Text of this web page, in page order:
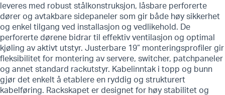
leveres med robust stålkonstruksjon, låsbare perforerte
dører og avtakbare sidepaneler som gir både høy sikkerhet
og enkel tilgang ved installasjon og vedlikehold. De
perforerte dørene bidrar til effektiv ventilasjon og optimal
kjøling av aktivt utstyr. Justerbare 19” monteringsprofiler gir
fleksibilitet for montering av servere, switcher, patchpaneler
og annet standard rackutstyr. Kabelinntak i topp og bunn
gjør det enkelt å etablere en ryddig og strukturert
kabelføring. Rackskapet er designet for høy stabilitet og